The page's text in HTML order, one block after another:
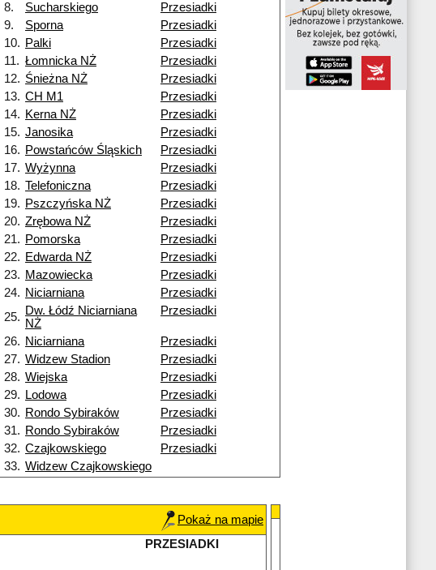
8. Sucharskiego
Przesiadki
9. Sporna
Przesiadki
10. Palki
Przesiadki
11. Łomnicka NŻ
Przesiadki
12. Śnieżna NŻ
Przesiadki
13. CH M1
Przesiadki
14. Kerna NŻ
Przesiadki
15. Janosika
Przesiadki
16. Powstańców Śląskich
Przesiadki
17. Wyżynna
Przesiadki
18. Telefoniczna
Przesiadki
19. Pszczyńska NŻ
Przesiadki
20. Zrębowa NŻ
Przesiadki
21. Pomorska
Przesiadki
22. Edwarda NŻ
Przesiadki
23. Mazowiecka
Przesiadki
24. Niciarniana
Przesiadki
25. Dw. Łódź Niciarniana
NŻ
Przesiadki
26. Niciarniana
Przesiadki
27. Widzew Stadion
Przesiadki
28. Wiejska
Przesiadki
29. Lodowa
Przesiadki
30. Rondo Sybiraków
Przesiadki
31. Rondo Sybiraków
Przesiadki
32. Czajkowskiego
Przesiadki
33. Widzew Czajkowskiego
Pokaż na mapie
PRZESIADKI